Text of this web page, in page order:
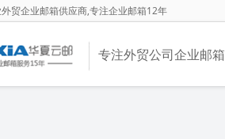
贸企业邮箱供应商,专注企业邮箱12年
专注外贸公司企业邮箱